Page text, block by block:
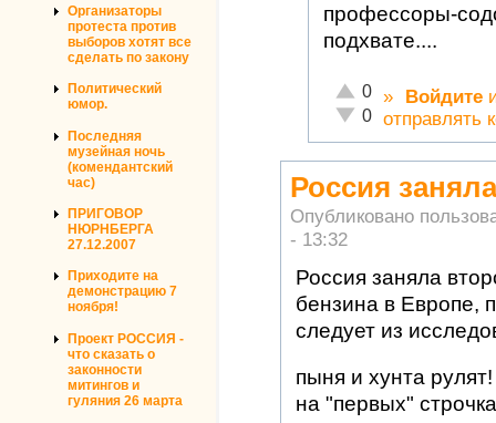
Организаторы
протеста против
выборов хотят все
сделать по закону
Политический
юмор.
Последняя
музейная ночь
(комендантский
час)
ПРИГОВОР
НЮРНБЕРГА
27.12.2007
Приходите на
демонстрацию 7
ноября!
Проект РОССИЯ -
что сказать о
законности
митингов и
гуляния 26 марта
профессоры-
подхвате....
Отлично!
0
Неадекватно!
0
» Войдите
отправлять
Россия
Опубликовано
- 13:32
Россия заняла
бензина в Европе,
следует из
пыня и хунта
на "первых"